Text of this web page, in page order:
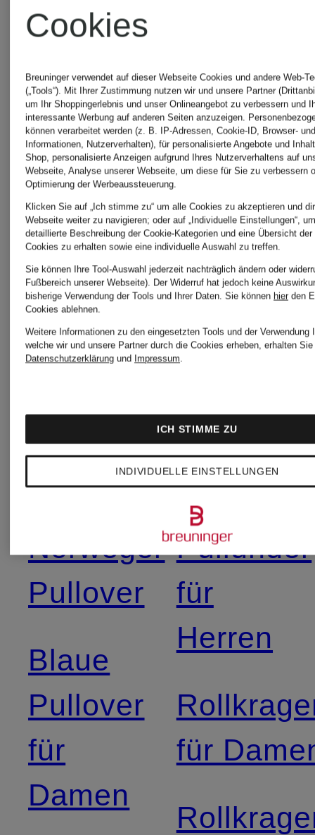
Kategorien
Beige
Strickjacken
für Damen
Blaue
für Damen
Norweger
Pullover
Blaue
Pullover
für
Damen
für
Herren
im Sale
für
Damen
Pullunder
für
Herren
für
Cookies
Breuninger verwendet auf dieser Webseite Cookies und andere Web-
(„Tools“). Mit Ihrer Zustimmung nutzen wir und unsere Partner
um Ihr Shoppingerlebnis und unser Onlineangebot zu verbessern und
interessante Werbung auf anderen Seiten anzuzeigen.
können verarbeitet werden (z. B. IP-Adressen, Cookie-ID, Browser-
Informationen, Nutzerverhalten), für personalisierte Angebote und
Shop, personalisierte Anzeigen aufgrund Ihres Nutzerverhaltens auf
Webseite, Analyse unserer Webseite, um diese für Sie zu verbessern
Optimierung der Werbeaussteuerung.
Klicken Sie auf „Ich stimme zu“ um alle Cookies zu akzeptieren und
Webseite weiter zu navigieren; oder auf „Individuelle Einstellungen“,
detaillierte Beschreibung der Cookie-Kategorien und eine Übersicht
Cookies zu erhalten sowie eine individuelle Auswahl zu treffen.
Sie können Ihre Tool-Auswahl jederzeit nachträglich ändern oder
Fußbereich unserer Webseite). Der Widerruf hat jedoch keine
bisherige Verwendung der Tools und Ihrer Daten. Sie können hier den
Cookies ablehnen.
Weitere Informationen zu den eingesetzten Tools und der Verwendung
welche wir und unsere Partner durch die Cookies erheben, erhalten
Datenschutzerklärung und Impressum.
INDIVIDUELLE EINSTELLUNGEN
ICH STIMME ZU